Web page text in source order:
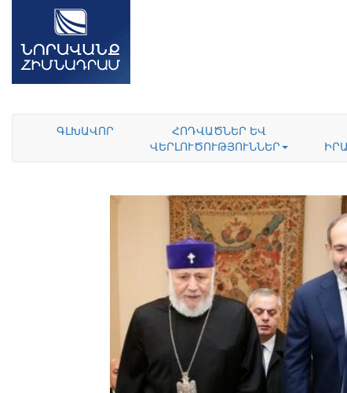
ԳԼԽԱՎՈՐ
ՀՈԴՎԱԾՆԵՐ ԵՎ
ՎԵՐԼՈՒԾՈՒԹՅՈՒՆՆԵՐ